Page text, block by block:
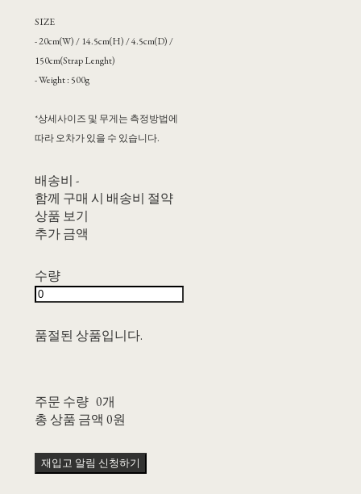
SIZE
- 20cm(W) / 14.5cm(H) / 4.5cm(D) /
150cm(Strap Lenght)
- Weight : 500g
*상세사이즈 및 무게는 측정방법에
따라 오차가 있을 수 있습니다.
배송비 -
함께 구매 시 배송비 절약
상품 보기
추가 금액
수량
품절된 상품입니다.
주문 수량 0개
총 상품 금액 0원
재입고 알림 신청하기